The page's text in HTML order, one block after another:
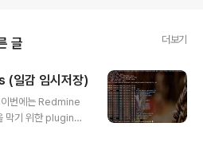
글 더보기
감 임시저장)
이번에는 Redmine
막기 위한 plugin을
plugins 디렉토